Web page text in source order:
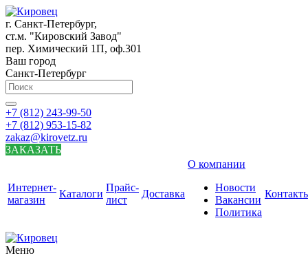
г. Санкт-Петербург,
ст.м. "Кировский Завод"
пер. Химический 1П, оф.301
Ваш город
Санкт-Петербург
+7 (812) 243-99-50
+7 (812) 953-15-82
zakaz@kirovetz.ru
ЗАКАЗАТЬ
Интернет-
магазин
Каталоги
Прайс-
лист
Доставка
О компании
Новости
Вакансии
Политика
Меню